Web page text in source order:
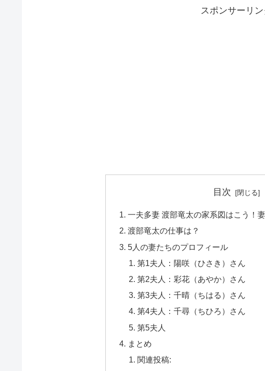
スポンサーリン
目次
一夫多妻 渡部竜太の家系図はこう！
渡部竜太の仕事は？
5人の妻たちのプロフィール
第1夫人：陽咲（ひさき）さん
第2夫人：彩花（あやか）さん
第3夫人：千晴（ちはる）さん
第4夫人：千尋（ちひろ）さん
第5夫人
まとめ
関連投稿: